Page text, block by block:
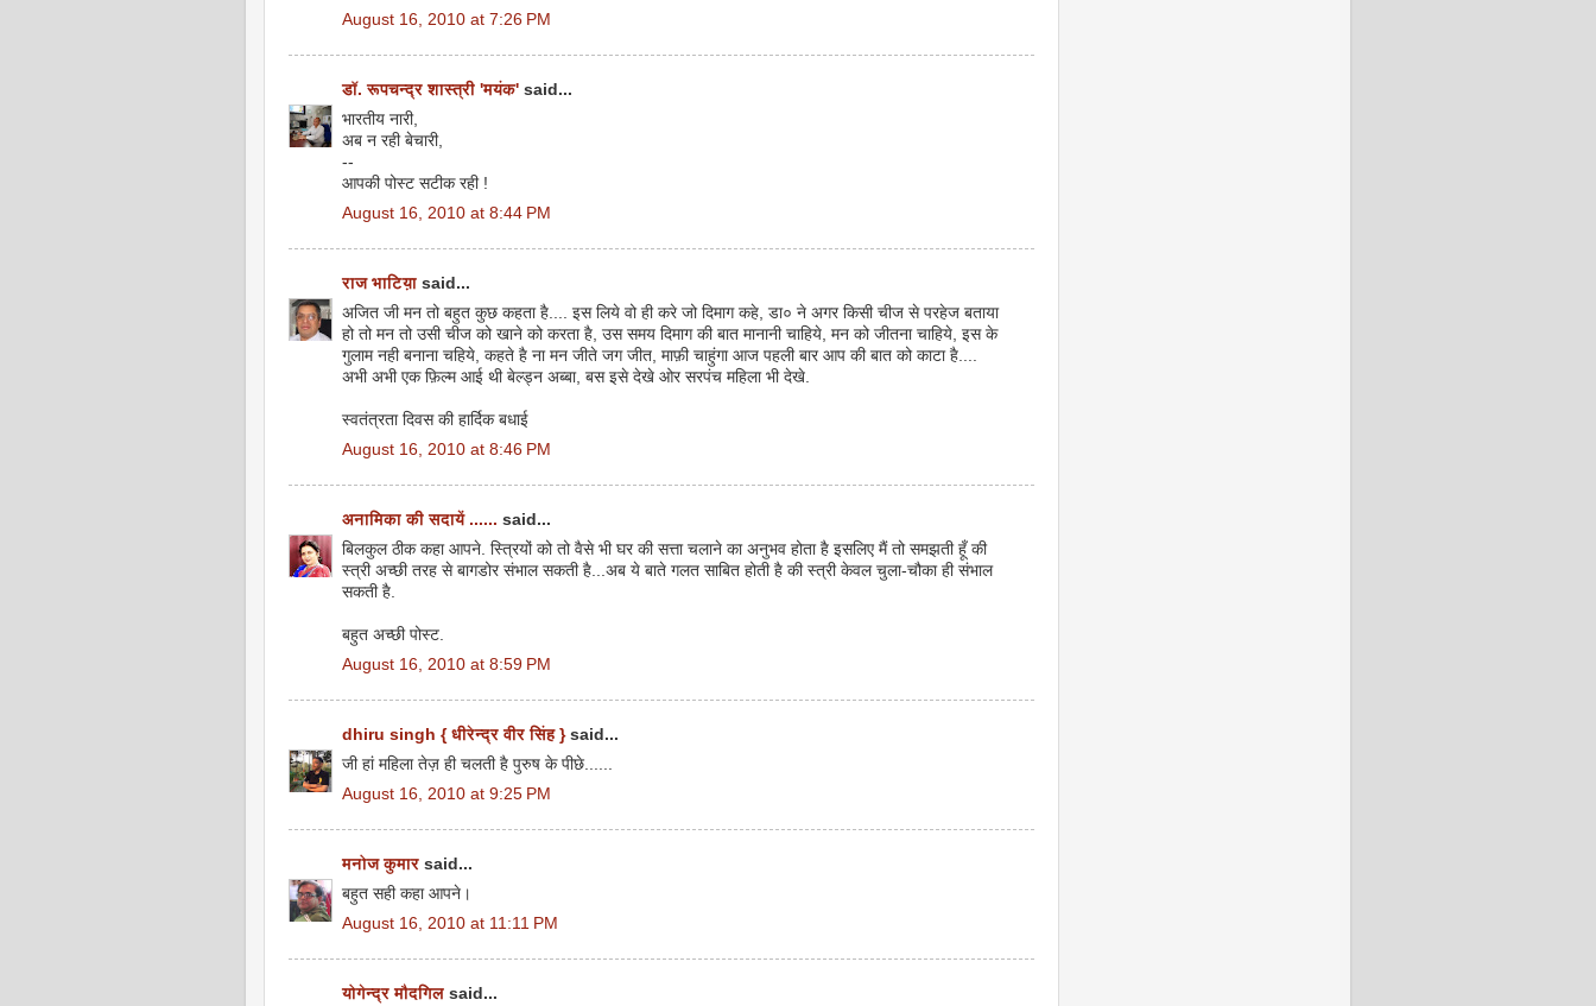
August 16, 2010 at 7:26 PM
डॉ. रूपचन्द्र शास्त्री 'मयंक' said...
भारतीय नारी,
अब न रही बेचारी,
--
आपकी पोस्ट सटीक रही !
August 16, 2010 at 8:44 PM
राज भाटिय़ा said...
अजित जी मन तो बहुत कुछ कहता है.... इस लिये वो ही करे जो दिमाग कहे, डा० ने अगर किसी चीज से परहेज बताया
हो तो मन तो उसी चीज को खाने को करता है, उस समय दिमाग की बात मानानी चाहिये, मन को जीतना चाहिये, इस के
गुलाम नही बनाना चहिये, कहते है ना मन जीते जग जीत, माफ़ी चाहुंगा आज पहली बार आप की बात को काटा है....
अभी अभी एक फ़िल्म आई थी बेल्ड्न अब्बा, बस इसे देखे ओर सरपंच महिला भी देखे.
स्वतंत्रता दिवस की हार्दिक बधाई
August 16, 2010 at 8:46 PM
अनामिका की सदायें ...... said...
बिलकुल ठीक कहा आपने. स्त्रियों को तो वैसे भी घर की सत्ता चलाने का अनुभव होता है इसलिए मैं तो समझती हूँ की
स्त्री अच्छी तरह से बागडोर संभाल सकती है...अब ये बाते गलत साबित होती है की स्त्री केवल चुला-चौका ही संभाल
सकती है.
बहुत अच्छी पोस्ट.
August 16, 2010 at 8:59 PM
dhiru singh { धीरेन्द्र वीर सिंह }said...
जी हां महिला तेज़ ही चलती है पुरुष के पीछे......
August 16, 2010 at 9:25 PM
मनोज कुमार said...
बहुत सही कहा आपने।
August 16, 2010 at 11:11 PM
योगेन्द्र मौदगिल said...